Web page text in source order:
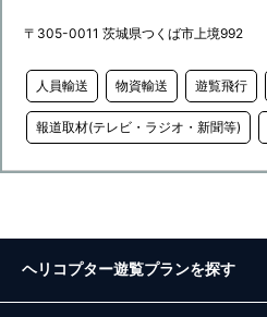
〒305-0011 茨城県つくば市上境992
人員輸送 物資輸送 遊覧飛行
報道取材(テレビ・ラジオ・新聞等)
ヘリコプター遊覧プランを探す